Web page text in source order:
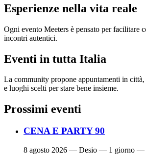
Esperienze nella vita reale
Ogni evento Meeters è pensato per facilitare
incontri autentici.
Eventi in tutta Italia
La community propone appuntamenti in
e luoghi scelti per stare bene insieme.
Prossimi eventi
CENA E PARTY 90
8 agosto 2026 — Desio — 1 giorno —